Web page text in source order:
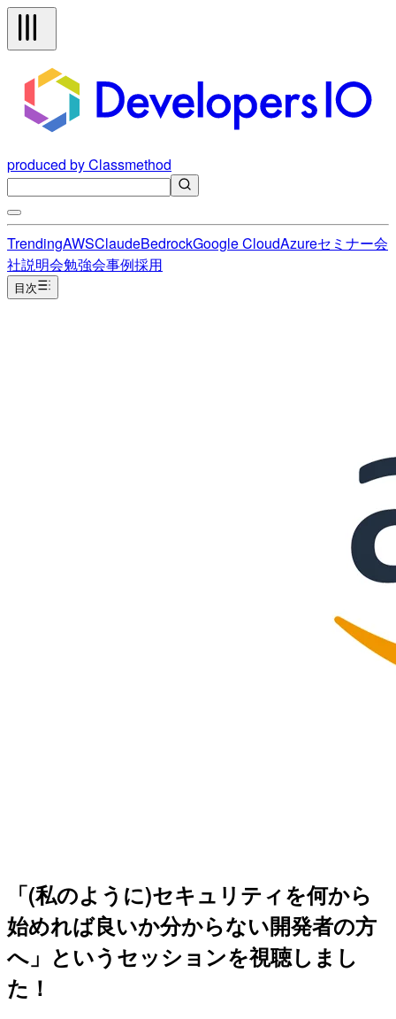
produced by Classmethod
TrendingAWSClaudeBedrockGoogle CloudAzureセミナー会
社説明会勉強会事例採用
目次
「(私のように)セキュリティを何から
始めれば良いか分からない開発者の方
へ」というセッションを視聴しまし
た！